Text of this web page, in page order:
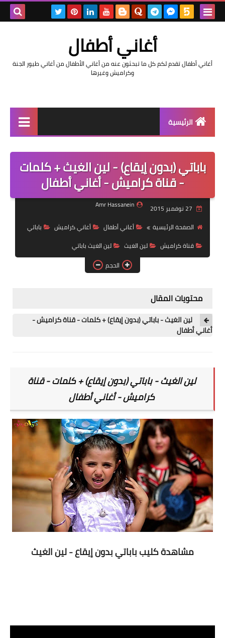
أغاني أطفال
أغاني أطفال تقدم لكم كل ما تبحثون عنه من أغاني الأطفال من أغاني طيور الجنة
وكراميش وغيرها
الرئيسية
رابط فرعي
رابط فرعي
رابط فرعي
باباتي (بدون إيقاع) - لين الغيث + كلمات
- قناة كراميش - أغاني أطفال
Amr Hassanein
الصفحة الرئيسية
أغاني أطفال أغاني كراميش
باباتي
قناة كراميش
لين الغيث
لين الغيث باباتي
الحجم
محتويات المقال
لين الغيث - باباتي (بدون إيقاع) + كلمات - قناة كراميش -
أغاني أطفال
لين الغيث -باباتي (بدون إيقاع) + كلمات - قناة
كراميش - أغاني أطفال
مشاهدة كليب باباتي بدون إيقاع - لين الغيث